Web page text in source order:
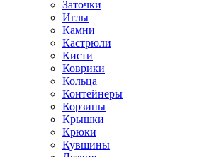
Заточки
Иглы
Камни
Кастрюли
Кисти
Коврики
Кольца
Контейнеры
Корзины
Крышки
Крюки
Кувшины